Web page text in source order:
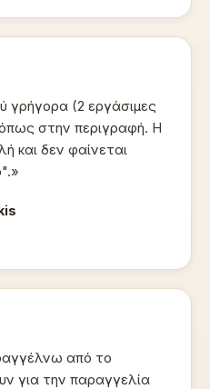
γρήγορα (2 εργάσιμες
στην περιγραφή. Η
και δεν φαίνεται
από το
για την παραγγελία